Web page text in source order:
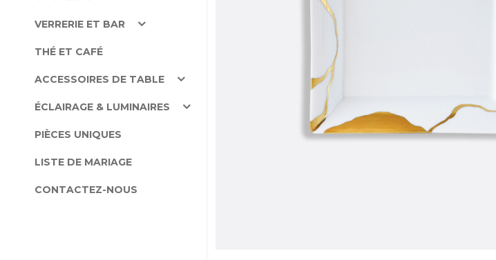
VERRERIE ET BAR
THÉ ET CAFÉ
ACCESSOIRES DE TABLE
ÉCLAIRAGE & LUMINAIRES
PIÈCES UNIQUES
LISTE DE MARIAGE
CONTACTEZ-NOUS